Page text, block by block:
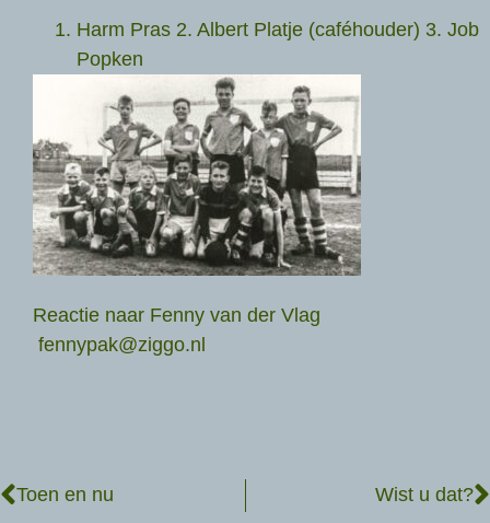
Harm Pras 2. Albert Platje (caféhouder) 3. Job
Popken
Reactie naar Fenny van der Vlag
fennypak@ziggo.nl
Toen en nu Wist u dat?